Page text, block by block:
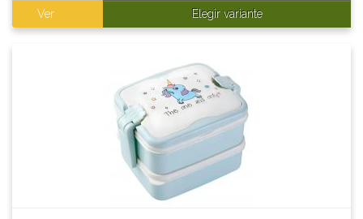
Ver Elegir variante